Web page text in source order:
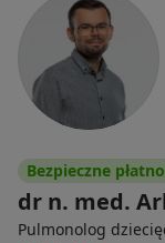
Bezpieczne
dr n. med.
Pulmonolog